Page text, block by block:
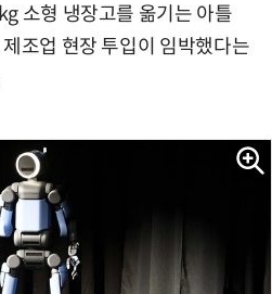
소형 냉장고를 옮기는 아틀
조업 현장 투입이 임박했다는